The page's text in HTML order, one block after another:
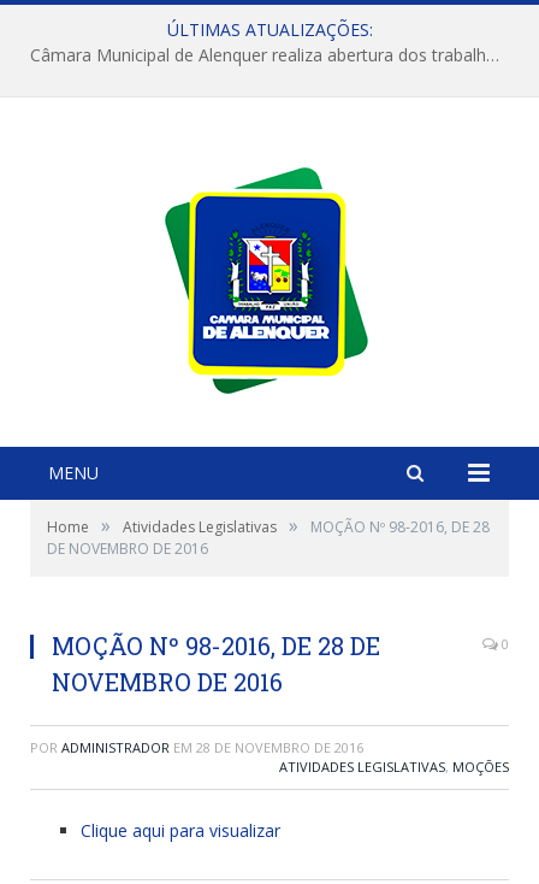
ÚLTIMAS ATUALIZAÇÕES:
Câmara Municipal de Alenquer realiza abertura dos trabalhos do 4º Período Legislativo
MENU
Home » Atividades Legislativas »
MOÇÃO Nº 98-2016, DE 28
DE NOVEMBRO DE 2016
MOÇÃO Nº 98-2016, DE 28 DE
NOVEMBRO DE 2016
0
POR ADMINISTRADOR EM 28 DE NOVEMBRO DE 2016
ATIVIDADES LEGISLATIVAS, MOÇÕES
Clique aqui para visualizar